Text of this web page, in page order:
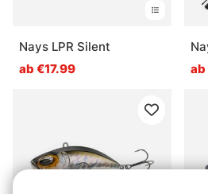
Nays LPR Silent
ab €17.99
ab